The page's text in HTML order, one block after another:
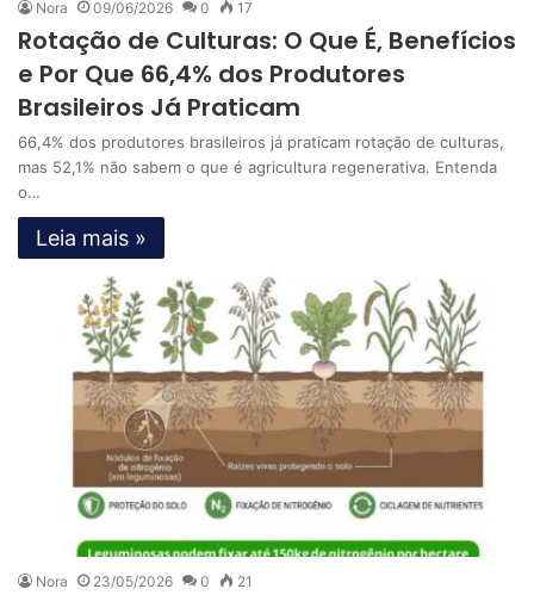
Nora 09/06/2026 0 17
Rotação de Culturas: O Que É, Benefícios
e Por Que 66,4% dos Produtores
Brasileiros Já Praticam
66,4% dos produtores brasileiros já praticam rotação de culturas,
mas 52,1% não sabem o que é agricultura regenerativa. Entenda
o…
Leia mais »
Nora 23/05/2026 0 21